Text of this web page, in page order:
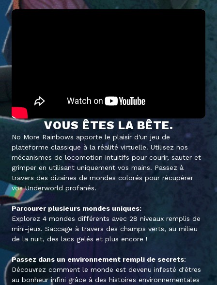
VOUS ÊTES LA BÊTE.
No More Rainbows apporte le plaisir d'un jeu de
plateforme classique à la réalité virtuelle. Utilisez nos
mécanismes de locomotion intuitifs pour courir, sauter et
grimper en utilisant uniquement vos mains. Passez à
travers des dizaines de mondes colorés pour récupérer
vos Underworld profanés.
Parcourer plusieurs mondes uniques:
Explorez 4 mondes différents avec 28 niveaux remplis de
mini-jeux. Saccage à travers des champs verts, au milieu
de la nuit, des lacs gelés et plus encore !
Passez dans un environnement rempli de secrets:
Découvrez comment le monde est devenu infesté d'êtres
au bonheur infini grâce à des histoires environnementales